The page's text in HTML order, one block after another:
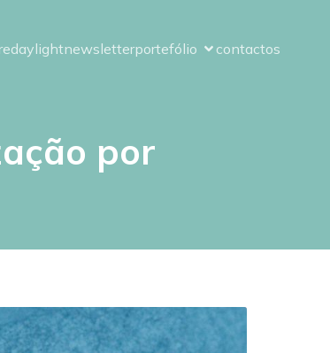
daylightnewsletterportefólio contactos
por